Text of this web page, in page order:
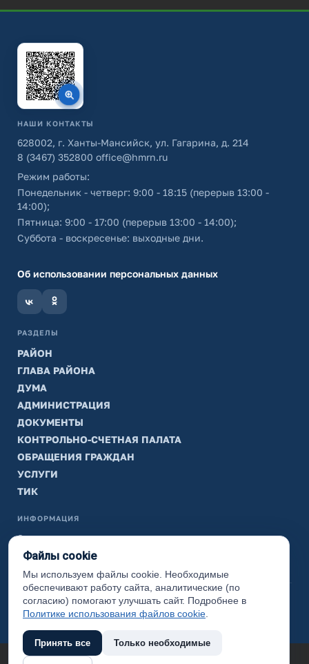
НАШИ КОНТАКТЫ
628002, г. Ханты-Мансийск, ул. Гагарина, д. 214
8 (3467) 352800 office@hmrn.ru
Режим работы:
Понедельник - четверг: 9:00 - 18:15 (перерыв 13:00 -
14:00);
Пятница: 9:00 - 17:00 (перерыв 13:00 - 14:00);
Суббота - воскресенье: выходные дни.
Об использовании персональных данных
РАЗДЕЛЫ
РАЙОН
ГЛАВА РАЙОНА
ДУМА
АДМИНИСТРАЦИЯ
ДОКУМЕНТЫ
КОНТРОЛЬНО-СЧЕТНАЯ ПАЛАТА
ОБРАЩЕНИЯ ГРАЖДАН
УСЛУГИ
ТИК
ИНФОРМАЦИЯ
Законодательная карта
Карта сайта
(с) 2017 Ханты-Мансийский район, официальный сайт
администрации
Файлы cookie
Мы используем файлы cookie. Необходимые
обеспечивают работу сайта, аналитические (по
согласию) помогают улучшать сайт. Подробнее в
Политике использования файлов cookie
Принять все Только необходимые